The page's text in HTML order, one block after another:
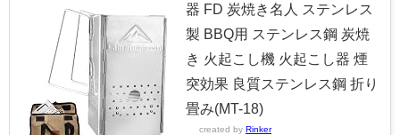
器 FD 炭焼き名人 ステンレス
製 BBQ用 ステンレス鋼 炭焼
き 火起こし機 火起こし器 煙
突効果 良質ステンレス鋼 折り
畳み(MT-18)
created by Rinker